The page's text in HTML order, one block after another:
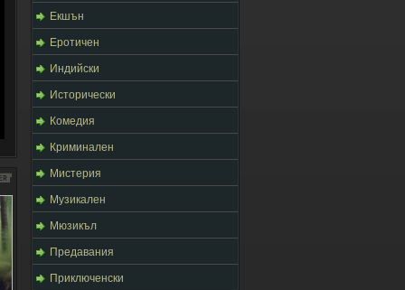
Екшън
Еротичен
Индийски
Исторически
Комедия
Криминален
Мистерия
Музикален
Мюзикъл
Предавания
Приключенски